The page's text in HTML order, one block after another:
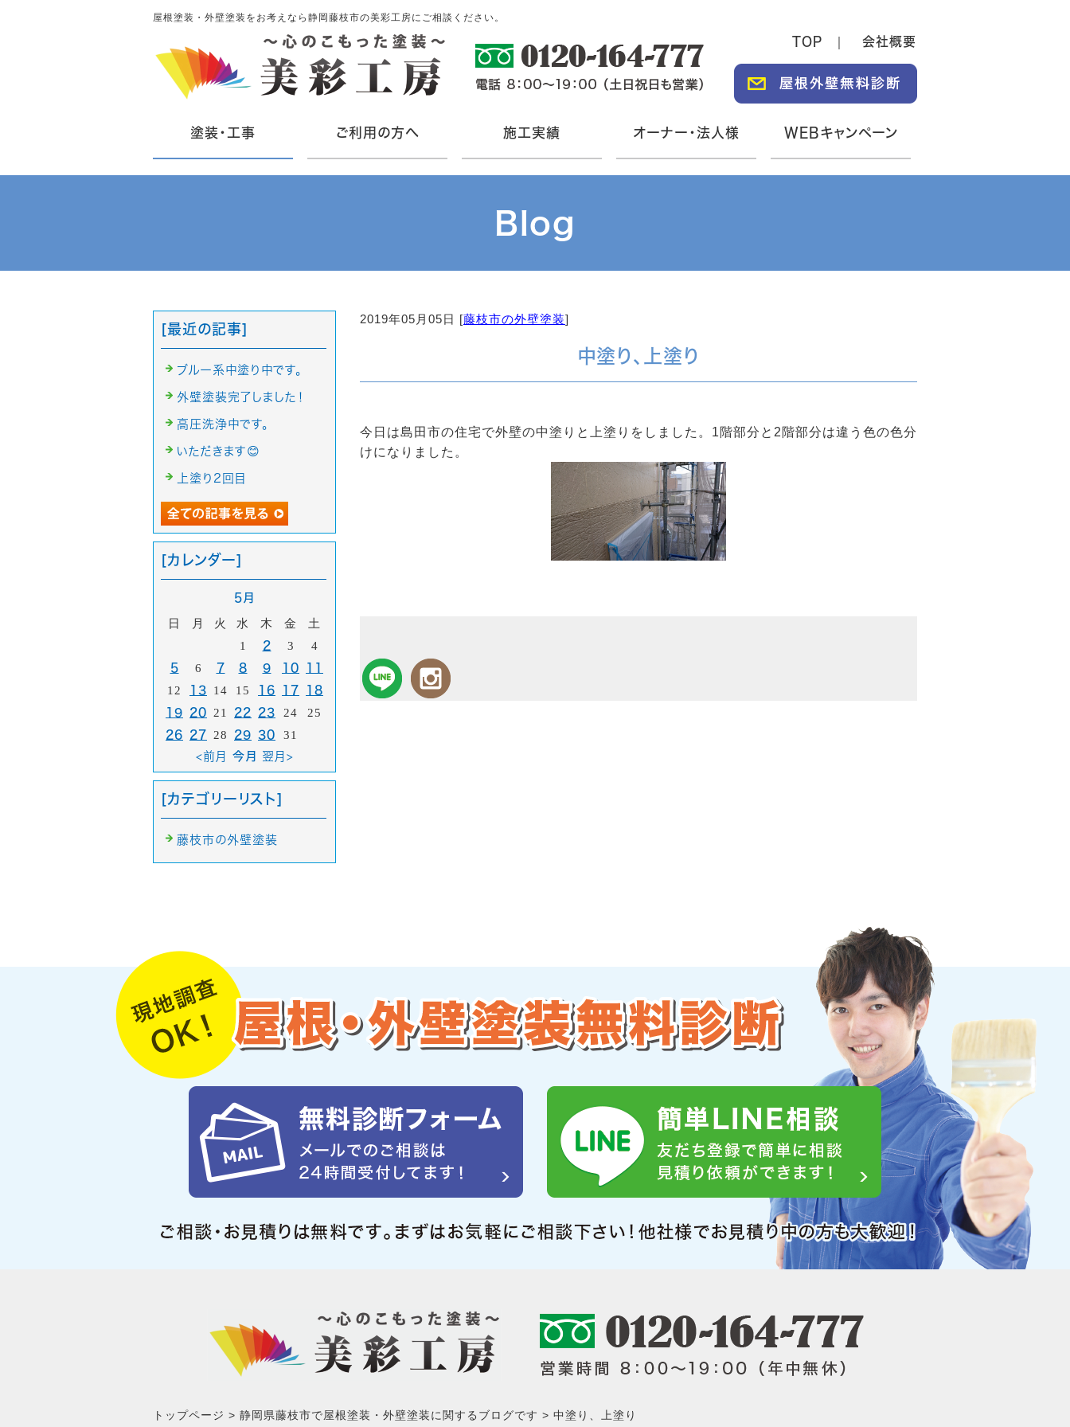
屋根塗装・外壁塗装をお考えなら静岡藤枝市の美彩工房にご相談ください。
TOP 会社概要
塗装・工事 ご利用の方へ 施工実績 オーナー・法人様 WEBキャンペーン
Blog
2019年05月05日 [藤枝市の外壁塗装]
中塗り、上塗り
今日は島田市の住宅で外壁の中塗りと上塗りをしました。1階部分と2階部分は違う色の色分
けになりました。
[最近の記事]
ブルー系中塗り中です。
外壁塗装完了しました！
高圧洗浄中です。
いただきます😊
上塗り2回目
[カレンダー]
5月
日 月 火 水 木 金
土
1
2 3 4
5 6 7 8 9 10 11
12 13 14 15 16 17
18
19
20 21 22 23 24 25
26 27 28 29 30 31
<前月 今月 翌月>
[カテゴリーリスト]
藤枝市の外壁塗装
トップページ 静岡県藤枝市で屋根塗装・外壁塗装に関するブログです 中塗り、上塗り